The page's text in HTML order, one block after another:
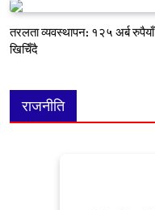
तरलता व्यवस्थापन: १२५ अर्ब रुपैयाँ
खिचिँदै
राजनीति